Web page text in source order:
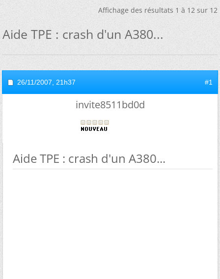
Affichage des résultats 1 à 12 sur 12
Aide TPE : crash d'un A380...
26/11/2007, 21h37 #1
invite8511bd0d
Aide TPE : crash d'un A380...